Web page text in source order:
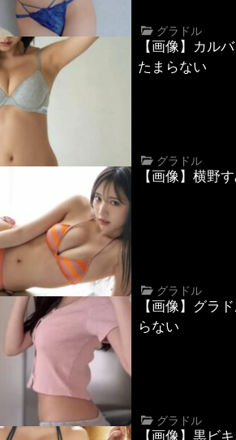
グラドル
【画像】カル
たまらない
グラドル
【画像】横野
グラドル
【画像】グラ
らない
グラドル
【画像】黒ビ